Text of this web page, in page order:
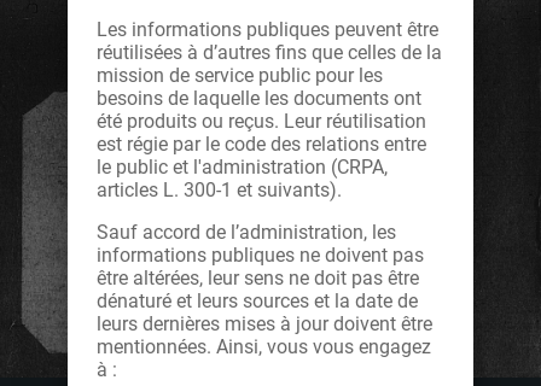
Les informations publiques peuvent être
réutilisées à d’autres fins que celles de la
mission de service public pour les
besoins de laquelle les documents ont
été produits ou reçus. Leur réutilisation
est régie par le code des relations entre
le public et l'administration (CRPA,
articles L. 300-1 et suivants).
Sauf accord de l’administration, les
informations publiques ne doivent pas
être altérées, leur sens ne doit pas être
dénaturé et leurs sources et la date de
leurs dernières mises à jour doivent être
mentionnées. Ainsi, vous vous engagez
à :